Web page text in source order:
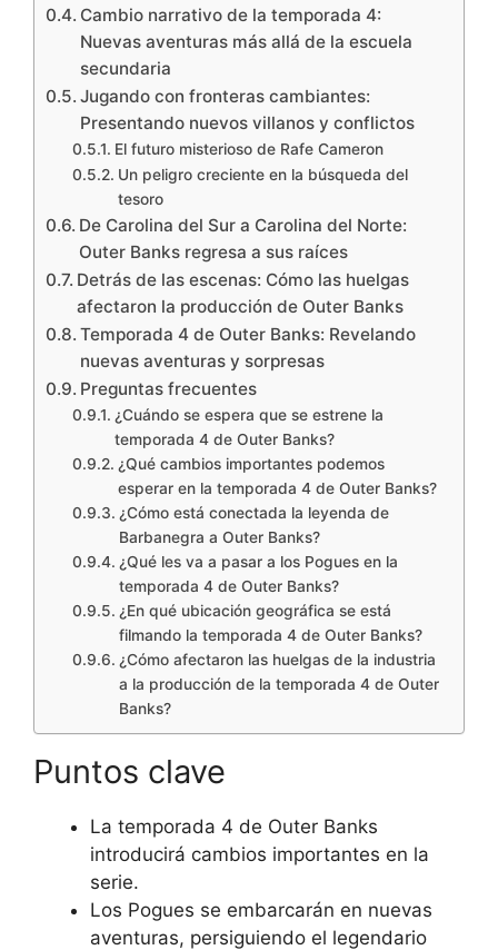
Cambio narrativo de la temporada 4:
Nuevas aventuras más allá de la escuela
secundaria
Jugando con fronteras cambiantes:
Presentando nuevos villanos y conflictos
El futuro misterioso de Rafe Cameron
Un peligro creciente en la búsqueda del
tesoro
De Carolina del Sur a Carolina del Norte:
Outer Banks regresa a sus raíces
Detrás de las escenas: Cómo las huelgas
afectaron la producción de Outer Banks
Temporada 4 de Outer Banks: Revelando
nuevas aventuras y sorpresas
Preguntas frecuentes
¿Cuándo se espera que se estrene la
temporada 4 de Outer Banks?
¿Qué cambios importantes podemos
esperar en la temporada 4 de Outer Banks?
¿Cómo está conectada la leyenda de
Barbanegra a Outer Banks?
¿Qué les va a pasar a los Pogues en la
temporada 4 de Outer Banks?
¿En qué ubicación geográfica se está
filmando la temporada 4 de Outer Banks?
¿Cómo afectaron las huelgas de la industria
a la producción de la temporada 4 de Outer
Banks?
Puntos clave
La temporada 4 de Outer Banks
introducirá cambios importantes en la
serie.
Los Pogues se embarcarán en nuevas
aventuras, persiguiendo el legendario